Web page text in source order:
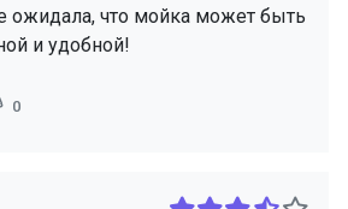
ожидала, что мойка может быть
и удобной!
0